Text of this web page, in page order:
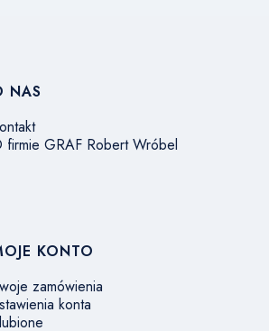
w stopce
NAS
firmie GRAF Robert Wróbel
KONTO
zamówienia
konta